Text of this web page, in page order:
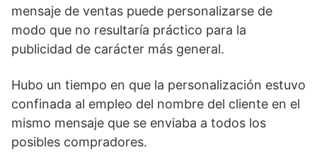
mensaje de ventas puede personalizarse de
modo que no resultaría práctico para la
publicidad de carácter más general.
Hubo un tiempo en que la personalización estuvo
confinada al empleo del nombre del cliente en el
mismo mensaje que se enviaba a todos los
posibles compradores.